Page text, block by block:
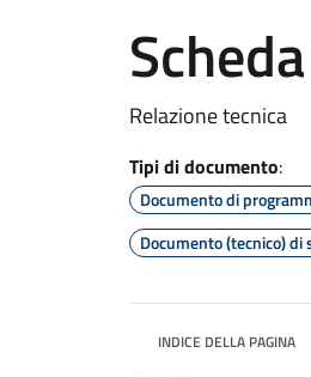
Relazione tecnica
Tipi di documento:
Documento di
Documento (tecnico) di
INDICE DELLA PAGINA